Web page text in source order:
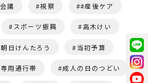
議 視察 #産後ケア
スポーツ振興 高木けい
朝日けんたろう 当初予算
用通行帯 成人の日のつどい